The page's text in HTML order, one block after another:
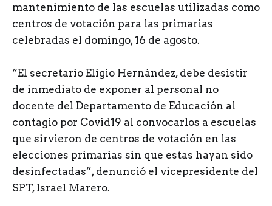
mantenimiento de las escuelas utilizadas como
centros de votación para las primarias
celebradas el domingo, 16 de agosto.
“El secretario Eligio Hernández, debe desistir
de inmediato de exponer al personal no
docente del Departamento de Educación al
contagio por Covid19 al convocarlos a escuelas
que sirvieron de centros de votación en las
elecciones primarias sin que estas hayan sido
desinfectadas”, denunció el vicepresidente del
SPT, Israel Marero.